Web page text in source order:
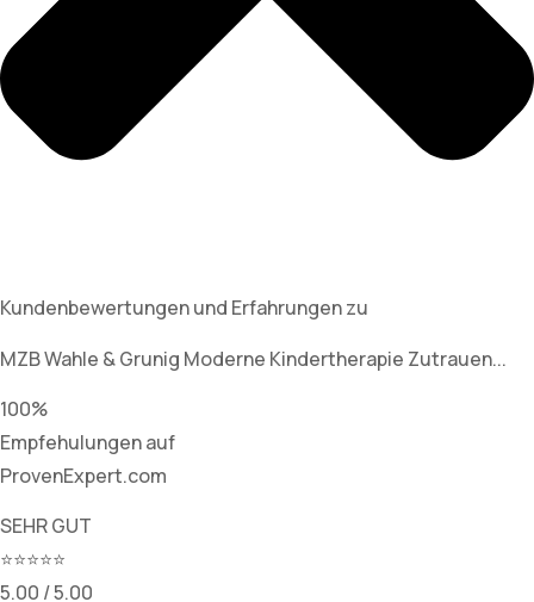
Kundenbewertungen und Erfahrungen zu
MZB Wahle & Grunig Moderne Kindertherapie Zutrauen...
100%
Empfehulungen auf
ProvenExpert.com
SEHR GUT
⭐⭐⭐⭐⭐
5.00 / 5.00